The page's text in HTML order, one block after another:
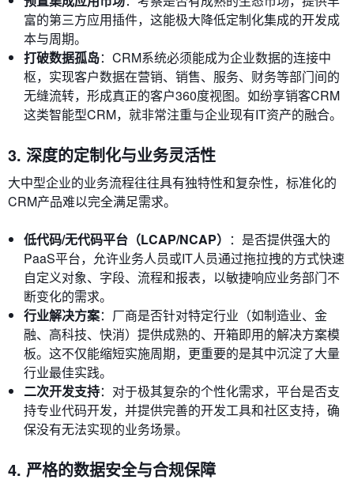
富的第三方应用插件，这能极大降低定制化集成的开发成
本与周期。
打破数据孤岛：CRM系统必须能成为企业数据的连接中
枢，实现客户数据在营销、销售、服务、财务等部门间的
无缝流转，形成真正的客户360度视图。如纷享销客CRM
这类智能型CRM，就非常注重与企业现有IT资产的融合。
3. 深度的定制化与业务灵活性
大中型企业的业务流程往往具有独特性和复杂性，标准化的
CRM产品难以完全满足需求。
低代码/无代码平台（LCAP/NCAP） ：是否提供强大的
PaaS平台，允许业务人员或IT人员通过拖拉拽的方式快速
自定义对象、字段、流程和报表，以敏捷响应业务部门不
断变化的需求。
行业解决方案：厂商是否针对特定行业（如制造业、金
融、高科技、快消）提供成熟的、开箱即用的解决方案模
板。这不仅能缩短实施周期，更重要的是其中沉淀了大量
行业最佳实践。
二次开发支持：对于极其复杂的个性化需求，平台是否支
持专业代码开发，并提供完善的开发工具和社区支持，确
保没有无法实现的业务场景。
4. 严格的数据安全与合规保障